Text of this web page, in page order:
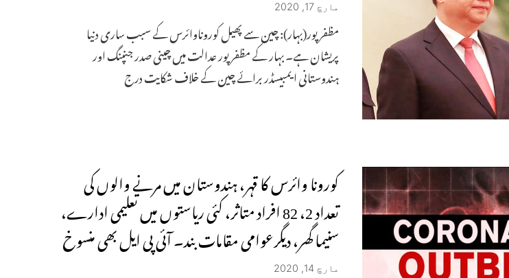
مارچ 17, 2020
مظفر پور(بہار): چین سے پھیل کوروناوائرس کے سبب ساری دنیا
پریشان ہے۔ بہار کے مظفر پور عدالت میں چینی صدر جنپنگ اور
ہندوستانی ایمبیسڈر برائے چین کے خلاف شکایت درج
کورونا وائرس کا قہر، ہندوستان میں مرنے والوں کی
تعداد 2، 82 افراد متاثر، کئی ریاستوں میں تعلیمی ادارے،
سنیما گھر، دیگرعوامی مقامات بند۔ آئی پی ایل بھی منسوخ
مارچ 14, 2020